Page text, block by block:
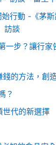
行動 -《茅斯
訪談
一步？讓行家
的方法，創
？
代的新選擇